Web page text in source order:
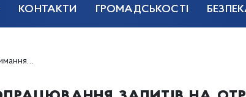
КОНТАКТИ ГРОМАДСЬКОСТІ